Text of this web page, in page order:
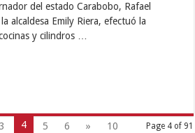
del estado Carabobo, Rafael
alcaldesa Emily Riera, efectuó la
y cilindros …
Page 4 of 91
3 4 5 6 »
10